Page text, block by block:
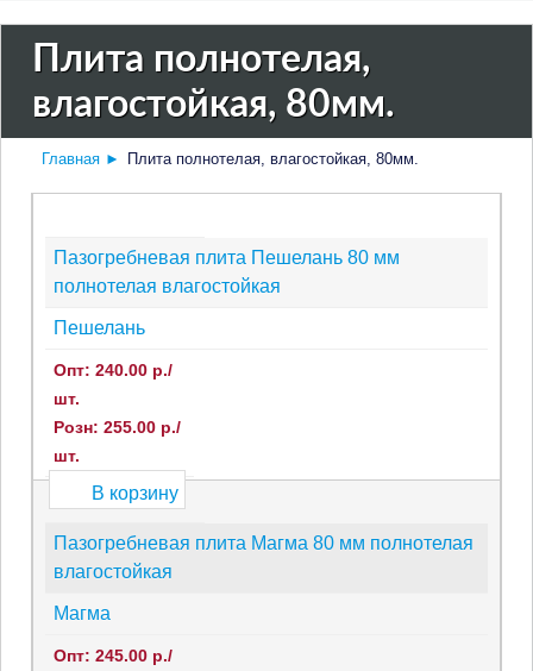
Плита полнотелая,
влагостойкая, 80мм.
Главная► Плита полнотелая, влагостойкая, 80мм.
Пазогребневая плита Пешелань 80 мм
полнотелая влагостойкая
Пешелань
Опт: 240.00 р./
шт.
Розн: 255.00 р./
шт.
В корзину
Пазогребневая плита Магма 80 мм полнотелая
влагостойкая
Магма
Опт: 245.00 р./